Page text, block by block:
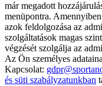
már megadott
menüpontra.
azok feldolgozása az
szolgáltatások magas
végzését szolgálja az
Az Ön személyes
Kapcsolat:
és süti szabályzatunkban